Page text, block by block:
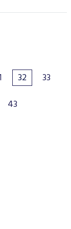
32
33
43